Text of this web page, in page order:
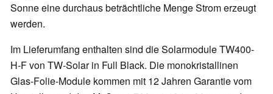
Sonne eine durchaus beträchtliche Menge Strom erzeugt
werden.
Im Lieferumfang enthalten sind die Solarmodule TW400-
H-F von TW-Solar in Full Black. Die monokristallinen
Glas-Folie-Module kommen mit 12 Jahren Garantie vom